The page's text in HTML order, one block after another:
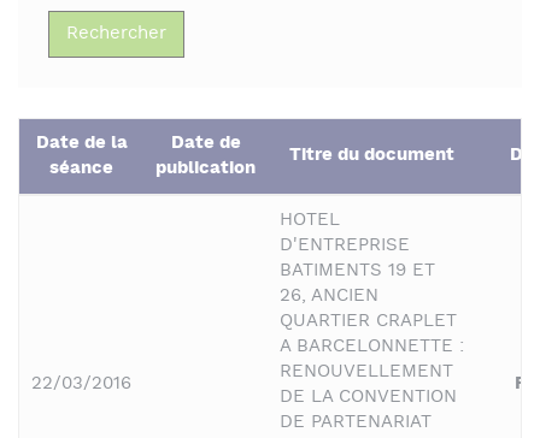
Date de la
séance
Date de
publication
Titre du document
22/03/2016
HOTEL
D'ENTREPRISE
BATIMENTS 19 ET
26, ANCIEN
QUARTIER CRAPLET
A BARCELONNETTE :
RENOUVELLEMENT
DE LA CONVENTION
DE PARTENARIAT